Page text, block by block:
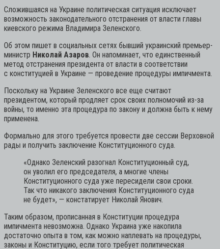
Сложившаяся на Украине политическая ситуация исключает
возможность законодательного отстранения от власти главы
киевского режима Владимира Зеленского.
Об этом пишет в социальных сетях бывший украинский премьер-
министр Николай Азаров. Он напоминает, что единственный
метод отстранения президента от власти в соответствии
с конституцией в Украине — проведение процедуры импичмента.
Поскольку на Украине Зеленского все еще считают
президентом, который продляет срок своих полномочий из-за
войны, то именно эта процедура по закону и должна быть к нему
применена.
Формально для этого требуется провести две сессии Верховной
рады и получить заключение Конституционного суда.
«Однако Зеленский разогнал Конституционный суд,
он уволил его председателя, а многие члены
Конституционного суда уже пересидели свои сроки.
Так что никакого заключения Конституционного суда
не будет», — констатирует Николай Янович.
Таким образом, прописанная в Конституции процедура
импичмента невозможна. Однако Украина уже накопила
достаточно опыта в том, как можно наплевать на процедуры,
законы и Конституцию, если того требует политическая